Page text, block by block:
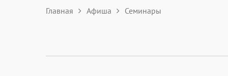
Главная Афиша Семинары